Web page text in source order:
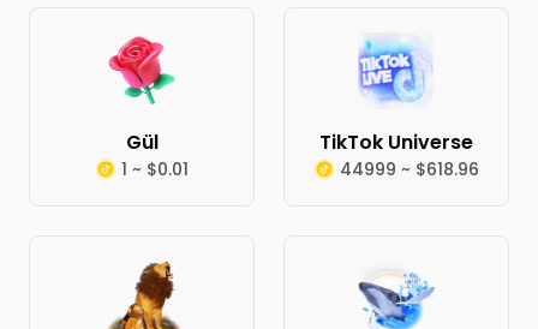
Gül
1 ~ $0.01
TikTok Universe
44999 ~ $618.96